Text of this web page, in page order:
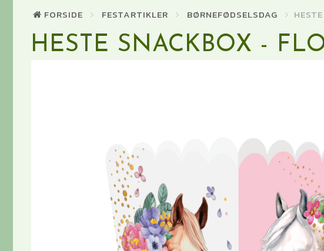
FORSIDE FESTARTIKLER BØRNEFØDSELSDAG
HESTE SNACKBOX -